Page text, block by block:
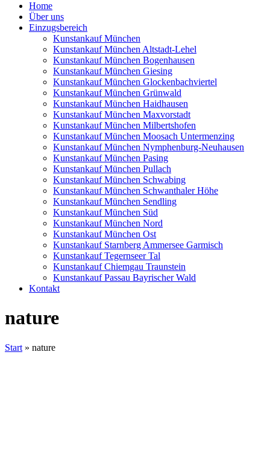
Home
Über uns
Einzugsbereich
Kunstankauf München
Kunstankauf München Altstadt-Lehel
Kunstankauf München Bogenhausen
Kunstankauf München Giesing
Kunstankauf München Glockenbachviertel
Kunstankauf München Grünwald
Kunstankauf München Haidhausen
Kunstankauf München Maxvorstadt
Kunstankauf München Milbertshofen
Kunstankauf München Moosach Untermenzing
Kunstankauf München Nymphenburg-Neuhausen
Kunstankauf München Pasing
Kunstankauf München Pullach
Kunstankauf München Schwabing
Kunstankauf München Schwanthaler Höhe
Kunstankauf München Sendling
Kunstankauf München Süd
Kunstankauf München Nord
Kunstankauf München Ost
Kunstankauf Starnberg Ammersee Garmisch
Kunstankauf Tegernseer Tal
Kunstankauf Chiemgau Traunstein
Kunstankauf Passau Bayrischer Wald
Kontakt
nature
Start » nature